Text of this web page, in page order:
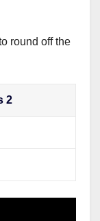
round off the
2